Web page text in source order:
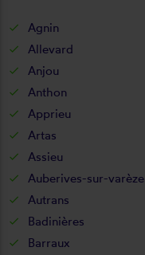
Agnin
Allevard
Anjou
Anthon
Apprieu
Artas
Assieu
Auberives-sur-varèze
Autrans
Badinières
Barraux